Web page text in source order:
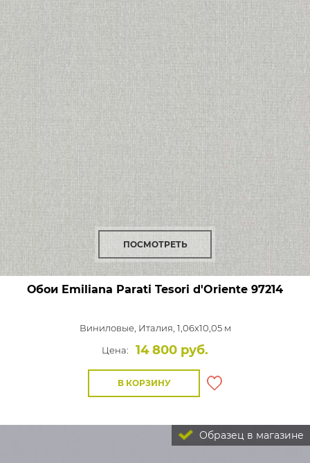
ПОСМОТРЕТЬ
Обои Emiliana Parati Tesori d'Oriente 97214
Виниловые, Италия, 1,06x10,05 м
Цена:
14 800 руб.
В КОРЗИНУ
Образец в магазине